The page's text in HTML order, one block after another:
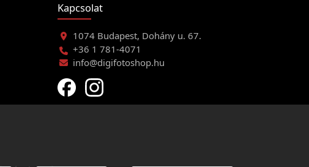
Kapcsolat
1074 Budapest, Dohány u. 67.
+36 1 781-4071
info@digifotoshop.hu